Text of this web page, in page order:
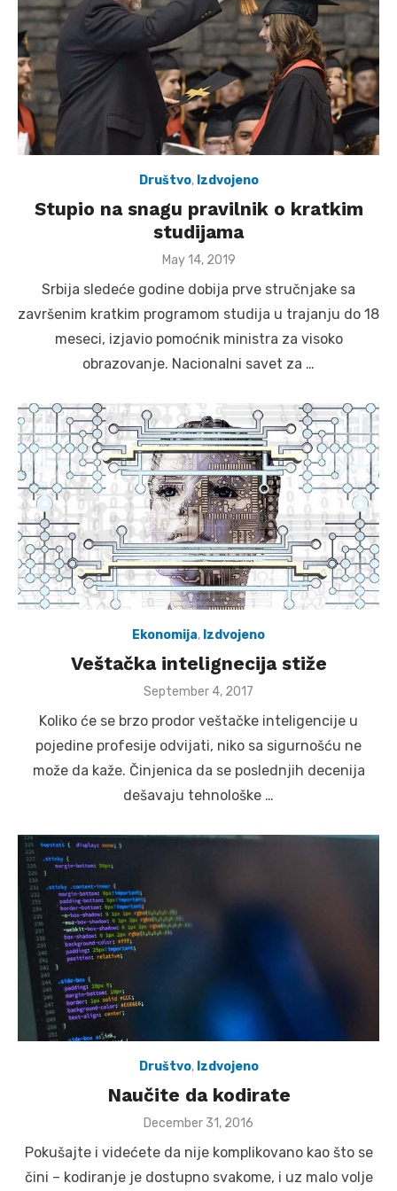
Društvo, Izdvojeno
Stupio na snagu pravilnik o kratkim
studijama
Posted
May 14, 2019
Srbija sledeće godine dobija prve stručnjake sa
završenim kratkim programom studija u trajanju do 18
meseci, izjavio pomoćnik ministra za visoko
obrazovanje. Nacionalni savet za …
Ekonomija, Izdvojeno
Veštačka intelignecija stiže
Posted
September 4, 2017
Koliko će se brzo prodor veštačke inteligencije u
pojedine profesije odvijati, niko sa sigurnošću ne
može da kaže. Činjenica da se poslednjih decenija
dešavaju tehnološke …
Društvo, Izdvojeno
Naučite da kodirate
Posted
December 31, 2016
Pokušajte i videćete da nije komplikovano kao što se
čini – kodiranje je dostupno svakome, i uz malo volje